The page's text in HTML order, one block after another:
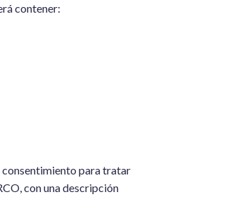
contener:
consentimiento para tratar
con una descripción